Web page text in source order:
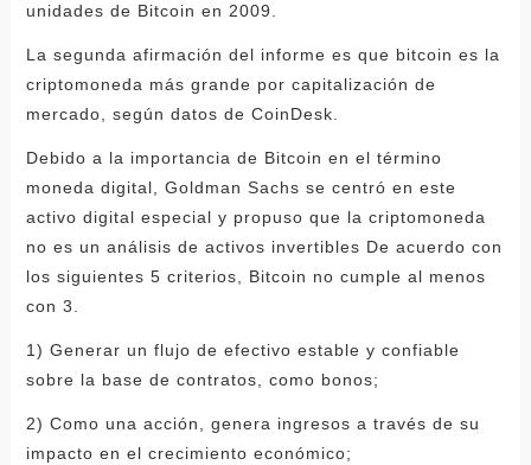
unidades de Bitcoin en 2009.
La segunda afirmación del informe es que bitcoin es la
criptomoneda más grande por capitalización de
mercado, según datos de CoinDesk.
Debido a la importancia de Bitcoin en el término
moneda digital, Goldman Sachs se centró en este
activo digital especial y propuso que la criptomoneda
no es un análisis de activos invertibles De acuerdo con
los siguientes 5 criterios, Bitcoin no cumple al menos
con 3.
1) Generar un flujo de efectivo estable y confiable
sobre la base de contratos, como bonos;
2) Como una acción, genera ingresos a través de su
impacto en el crecimiento económico;